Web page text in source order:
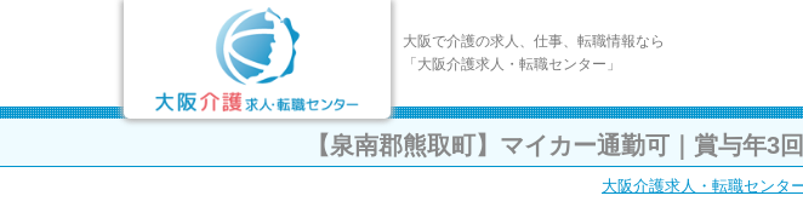
大阪で介護の求人、仕事、転職情報なら
「大阪介護求人・転職センター」
【泉南郡熊取町】マイカー通勤可｜賞与年3
大阪介護求人・転職センタ